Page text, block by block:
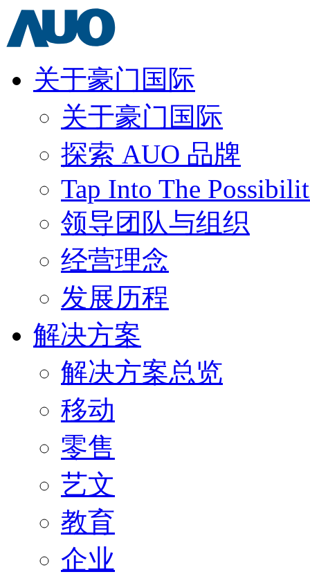
关于豪门国际
关于豪门国际
探索 AUO 品牌
Tap Into The
领导团队与组织
经营理念
发展历程
解决方案
解决方案总览
移动
零售
艺文
教育
企业